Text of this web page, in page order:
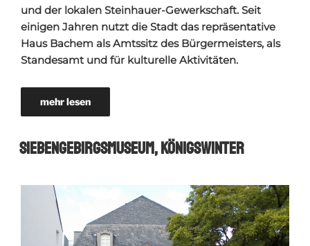
und der lokalen Steinhauer-Gewerkschaft. Seit
einigen Jahren nutzt die Stadt das repräsentative
Haus Bachem als Amtssitz des Bürgermeisters, als
Standesamt und für kulturelle Aktivitäten.
mehr lesen
Siebengebirgsmuseum, Königswinter